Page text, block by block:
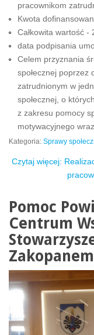
pracownikom
Kwota
Całkowita wartość -
data podpisania
Celem przyznania
społecznej poprzez
zatrudnionym w
społecznej, o
z zakresu pomocy
motywacyjnego
Kategoria: Sprawy
Czytaj więcej:
Pomoc
Centrum
Zakopanem